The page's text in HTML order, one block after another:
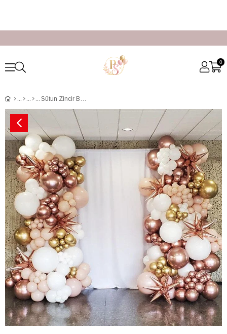
0
Sütun Zincir Balon Süsleme